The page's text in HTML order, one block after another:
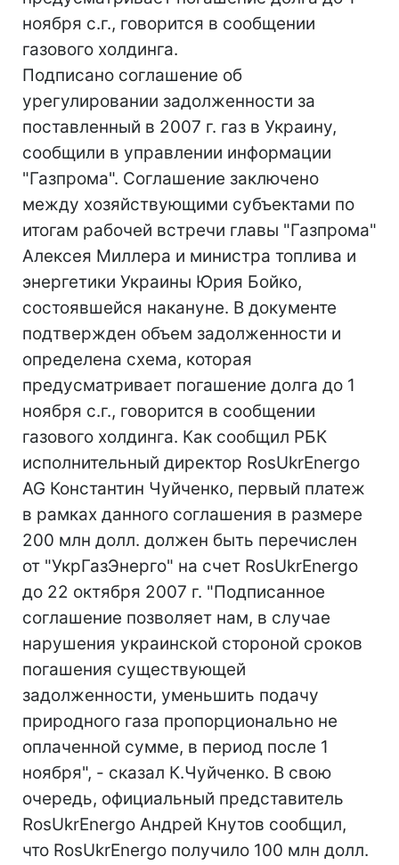
ноября с.г., говорится в сообщении
газового холдинга.
Подписано соглашение об
урегулировании задолженности за
поставленный в 2007 г. газ в Украину,
сообщили в управлении информации
"Газпрома". Соглашение заключено
между хозяйствующими субъектами по
итогам рабочей встречи главы "Газпрома"
Алексея Миллера и министра топлива и
энергетики Украины Юрия Бойко,
состоявшейся накануне. В документе
подтвержден объем задолженности и
определена схема, которая
предусматривает погашение долга до 1
ноября с.г., говорится в сообщении
газового холдинга. Как сообщил РБК
исполнительный директор RosUkrEnergo
AG Константин Чуйченко, первый платеж
в рамках данного соглашения в размере
200 млн долл. должен быть перечислен
от "УкрГазЭнерго" на счет RosUkrEnergo
до 22 октября 2007 г. "Подписанное
соглашение позволяет нам, в случае
нарушения украинской стороной сроков
погашения существующей
задолженности, уменьшить подачу
природного газа пропорционально не
оплаченной сумме, в период после 1
ноября", - сказал К.Чуйченко. В свою
очередь, официальный представитель
RosUkrEnergo Андрей Кнутов сообщил,
что RosUkrEnergo получило 100 млн долл.